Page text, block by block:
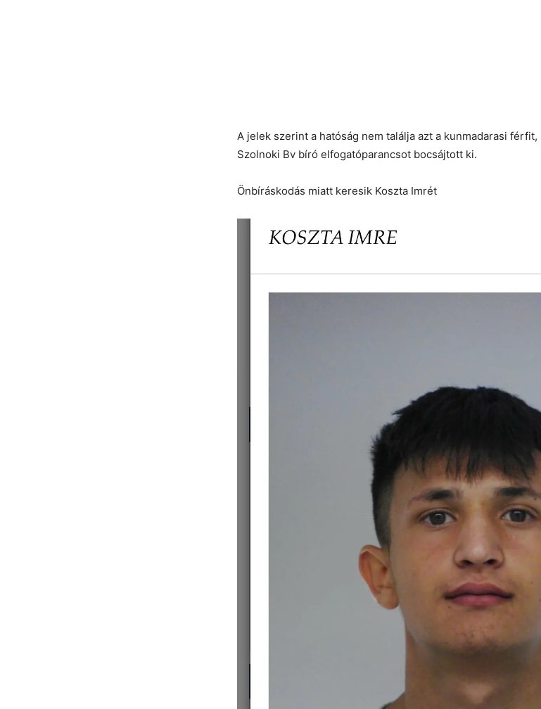
A jelek szerint a hatóság nem találja azt a kunmadarasi
Szolnoki Bv bíró elfogatóparancsot bocsájtott ki.
Önbíráskodás miatt keresik Koszta Imrét